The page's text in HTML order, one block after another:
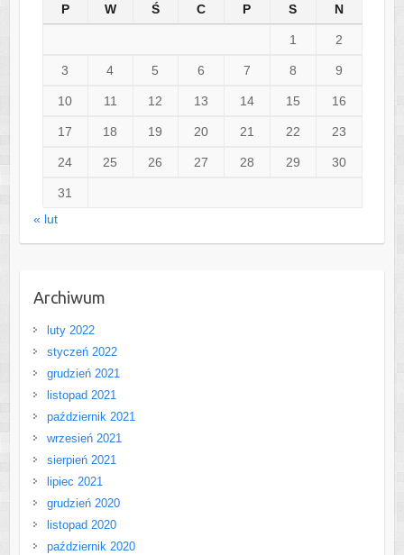
P W Ś C P S N
1 2
3 4 5 6 7 8 9
10 11 12 13 14 15 16
17 18 19 20 21 22 23
24 25 26 27 28 29 30
31
« lut
Archiwum
luty 2022
styczeń 2022
grudzień 2021
listopad 2021
październik 2021
wrzesień 2021
sierpień 2021
lipiec 2021
grudzień 2020
listopad 2020
październik 2020